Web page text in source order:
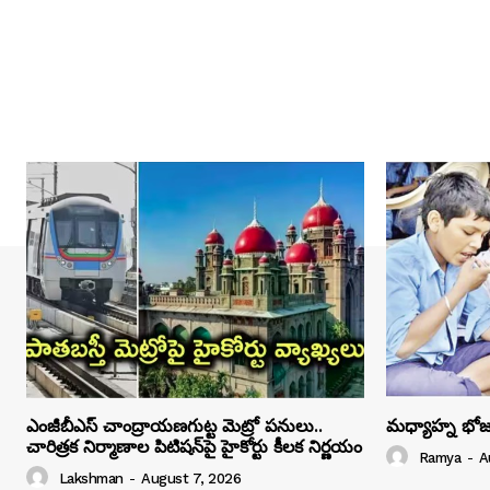
ఎంజీబీఎస్ చాంద్రాయణగుట్ట మెట్రో పనులు..
చారిత్రక నిర్మాణాల పిటిషన్‌పై హైకోర్టు కీలక నిర్ణయం
Lakshman - August 7, 2026
మధ్యాహ్న
Ramya -